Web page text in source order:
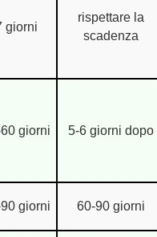
giorni
rispettare la
scadenza
giorni 5-6 giorni dopo
giorni 60-90 giorni